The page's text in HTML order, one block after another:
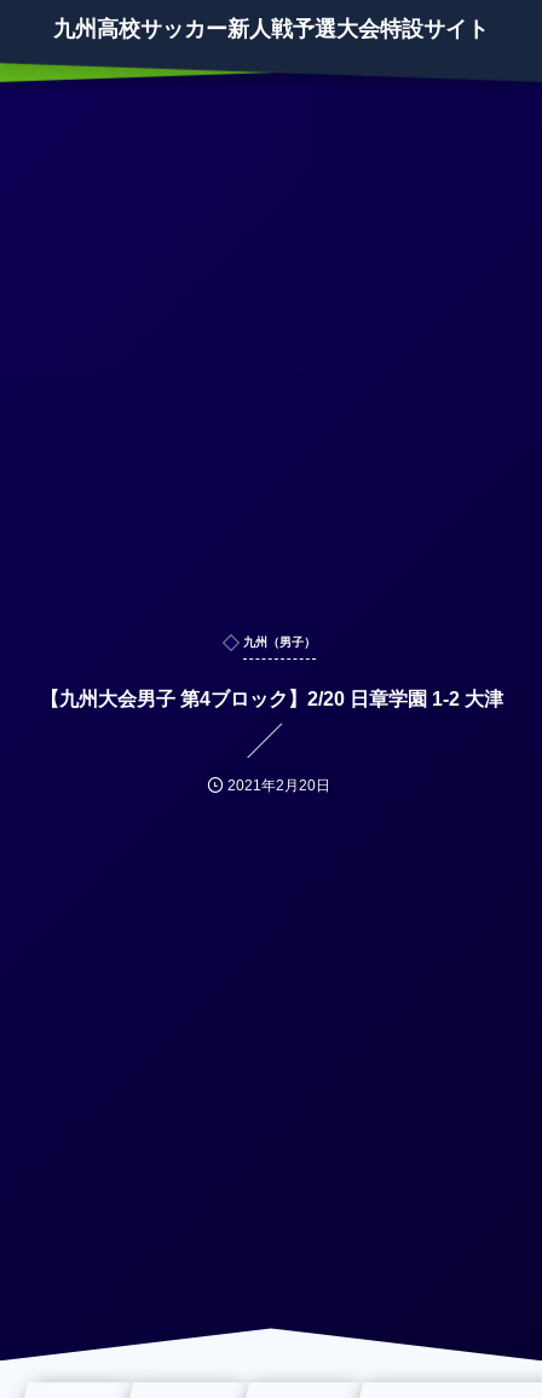
九州高校サッカー新人戦予選大会特設サイト
九州（男子）
【九州大会男子 第4ブロック】2/20 日章学園 1-2 大津
2021年2月20日